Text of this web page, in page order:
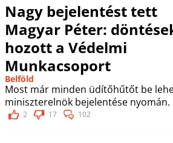
Nagy bejelentést tett
Magyar Péter:
hozott a Védelmi
Munkacsoport
Belföld
Most már minden üdítőhűtőt be
miniszterelnök bejelentése nyomán.
2 17 102